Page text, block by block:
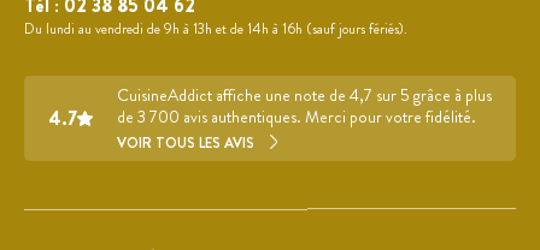
Du lundi au vendredi de 9h à 13h et de 14h à 16h (sauf jours fériés).
4.7
CuisineAddict affiche une note de 4,7 sur 5 grâce à plus
de 3 700 avis authentiques. Merci pour votre fidélité.
VOIR TOUS LES AVIS